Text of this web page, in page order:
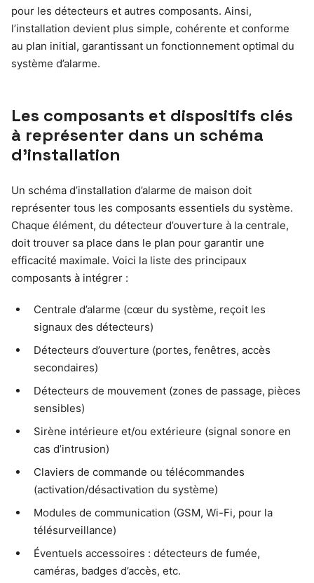
pour les détecteurs et autres composants. Ainsi,
l’installation devient plus simple, cohérente et conforme
au plan initial, garantissant un fonctionnement optimal du
système d’alarme.
Les composants et dispositifs clés
à représenter dans un schéma
d’installation
Un schéma d’installation d’alarme de maison doit
représenter tous les composants essentiels du système.
Chaque élément, du détecteur d’ouverture à la centrale,
doit trouver sa place dans le plan pour garantir une
efficacité maximale. Voici la liste des principaux
composants à intégrer :
Centrale d’alarme (cœur du système, reçoit les
signaux des détecteurs)
Détecteurs d’ouverture (portes, fenêtres, accès
secondaires)
Détecteurs de mouvement (zones de passage, pièces
sensibles)
Sirène intérieure et/ou extérieure (signal sonore en
cas d’intrusion)
Claviers de commande ou télécommandes
(activation/désactivation du système)
Modules de communication (GSM, Wi-Fi, pour la
télésurveillance)
Éventuels accessoires : détecteurs de fumée,
caméras, badges d’accès, etc.